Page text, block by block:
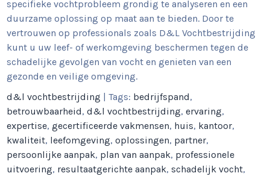
specifieke vochtprobleem grondig te analyseren en een
duurzame oplossing op maat aan te bieden. Door te
vertrouwen op professionals zoals D&L Vochtbestrijding
kunt u uw leef- of werkomgeving beschermen tegen de
schadelijke gevolgen van vocht en genieten van een
gezonde en veilige omgeving.
d&l vochtbestrijding
| Tags: bedrijfspand,
betrouwbaarheid,d&l vochtbestrijding,ervaring,
expertise,gecertificeerde vakmensen, huis, kantoor,
kwaliteit, leefomgeving,oplossingen, partner,
persoonlijke aanpak, plan van aanpak, professionele
uitvoering, resultaatgerichte aanpak,schadelijk vocht,